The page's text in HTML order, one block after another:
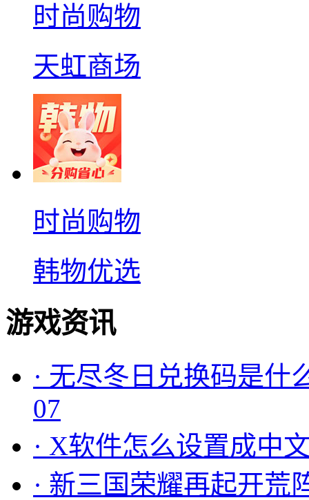
时尚购物
天虹商场
时尚购物
韩物优选
游戏资讯
· 无尽冬日兑换码是什
07
· X软件怎么设置成中
· 新三国荣耀再起开荒